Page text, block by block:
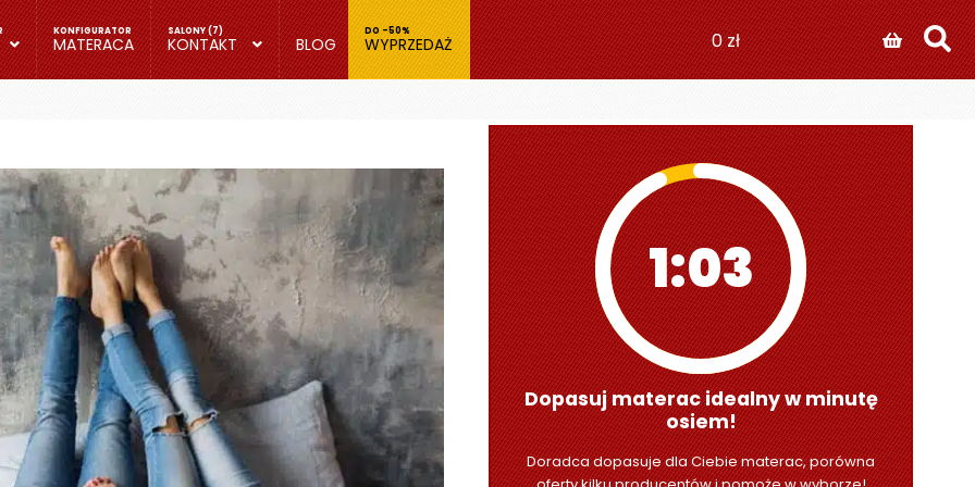
MATERACA KONTAKT BLOG WYPRZEDAŻ 0zł
1:01
Dopasuj materac idealny w minutę
osiem!
Doradca dopasuje dla Ciebie materac, porówna